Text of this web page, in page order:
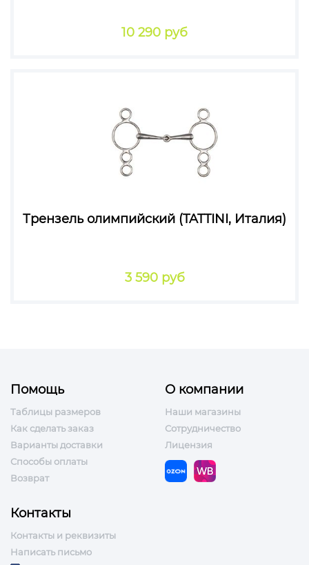
10 290 руб
Трензель олимпийский (TATTINI, Италия)
3 590 руб
Помощь
Таблицы размеров
Как сделать заказ
Варианты доставки
Способы оплаты
Возврат
О компании
Наши магазины
Сотрудничество
Лицензия
Контакты
Контакты и реквизиты
Написать письмо